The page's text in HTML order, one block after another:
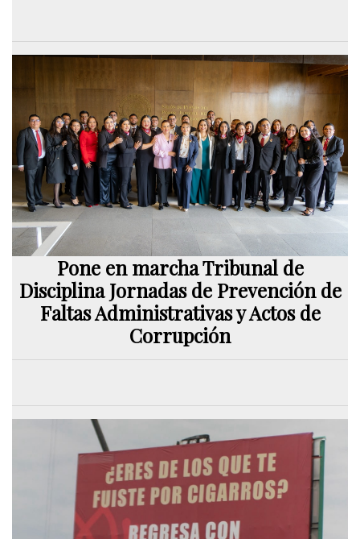
Pone en marcha Tribunal de
Disciplina Jornadas de Prevención de
Faltas Administrativas y Actos de
Corrupción